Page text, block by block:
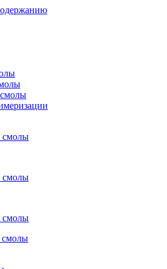
смолы
смолы
смолы
смолы